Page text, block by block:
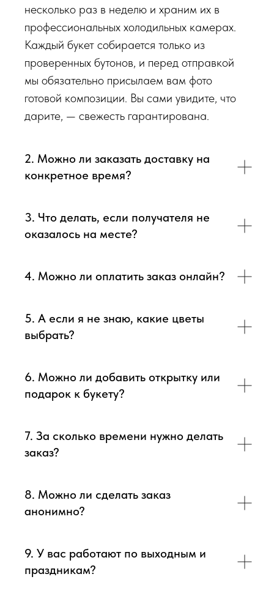
несколько раз в неделю и храним их в
профессиональных холодильных камерах.
Каждый букет собирается только из
проверенных бутонов, и перед отправкой
мы обязательно присылаем вам фото
готовой композиции. Вы сами увидите, что
дарите, — свежесть гарантирована.
2. Можно ли заказать доставку на
конкретное время?
3. Что делать, если получателя не
оказалось на месте?
4. Можно ли оплатить заказ онлайн?
5. А если я не знаю, какие цветы
выбрать?
6. Можно ли добавить открытку или
подарок к букету?
7. За сколько времени нужно делать
заказ?
8. Можно ли сделать заказ
анонимно?
9. У вас работают по выходным и
праздникам?